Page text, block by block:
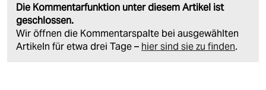
Die Kommentarfunktion unter diesem Artikel ist
geschlossen.
Wir öffnen die Kommentarspalte bei ausgewählten
Artikeln für etwa drei Tage – hier sind sie zu finden.